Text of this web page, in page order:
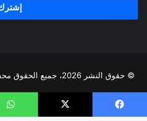
© حقوق النشر 2026، جميع الحقوق محفوظة |
فيسبوكX
فيسبوك X واتساب